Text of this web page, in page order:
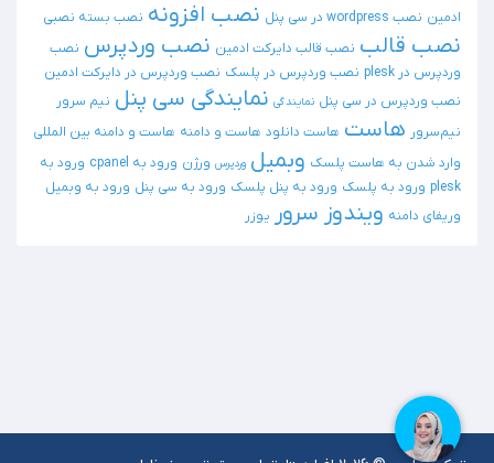
ادمین نصب wordpress در سی پنل نصب افزونه نصب بسته نصبی
نصب قالب نصب قالب دایرکت ادمین نصب وردپرس نصب
وردپرس در plesk
نصب وردپرس در پلسک نصب وردپرس در دایرکت ادمین
نصب وردپرس در سی پنل نمایندگی نمایندگی سی پنل نیم سرور
نیم‌سرور هاست هاست دانلود هاست و دامنه هاست و دامنه بین المللی
وارد شدن به هاست پلسک وبمیل وردپرس ورژن ورود به cpanel
ورود به
plesk ورود به پلسک ورود به پنل پلسک ورود به سی پنل ورود به وبمیل
وریفای دامنه ویندوز سرور یوزر